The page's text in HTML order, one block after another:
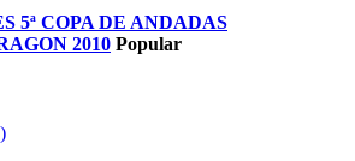
5ª COPA DE ANDADAS
2010 Popular
)